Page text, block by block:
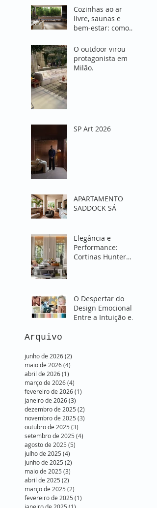
Cozinhas ao ar
livre, saunas e
bem-estar: como
redefiniu o
conceito de viver
fora de casa
O outdoor virou
protagonista em
Milão.
SP Art 2026
APARTAMENTO
SADDOCK SÁ
Elegância e
Performance:
Cortinas Hunter
O Despertar do
Design Emocional:
Entre a Intuição e o
Arquivo
junho de 2026(2)
maio de 2026(4)
abril de 2026(1)
março de 2026(4)
fevereiro de 2026(1)
janeiro de 2026(3)
dezembro de 2025 (2)
novembro de 2025 (3)
outubro de 2025 (3)
setembro de 2025 (4)
agosto de 2025 (5)
julho de 2025 (4)
junho de 2025 (2)
maio de 2025 (3)
abril de 2025 (2)
março de 2025 (2)
fevereiro de 2025 (1)